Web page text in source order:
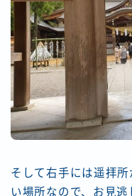
そして右手には遥拝
い場所なので、お見